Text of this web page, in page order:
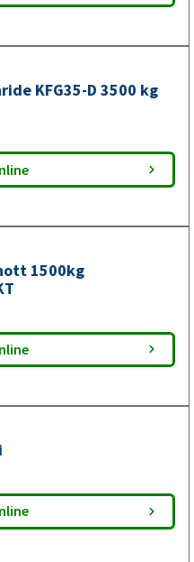
för släpvagn
Du slipper osäkerhet
tid och pengar – allt är
kg boggi.
KFG35-D 3500 kg
1500kg